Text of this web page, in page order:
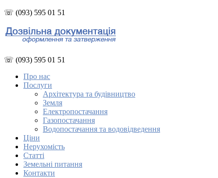
☏ (093) 595 01 51
☏ (093) 595 01 51
Про нас
Послуги
Архітектура та будівництво
Земля
Електропостачання
Газопостачання
Водопостачання та водовідведення
Ціни
Нерухомість
Статті
Земельні питання
Контакти